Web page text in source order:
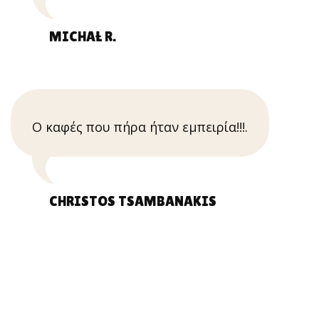
MICHAŁ R.
Ο καφές που πήρα ήταν εμπειρία!!!.
CHRISTOS TSAMBANAKIS